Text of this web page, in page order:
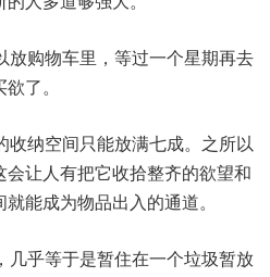
放购物车里，等过一个星期再去
了。
纳空间只能放满七成。之所以
让人有把它收拾整齐的欲望和
能成为物品出入的通道。
几乎等于是暂住在一个垃圾暂放